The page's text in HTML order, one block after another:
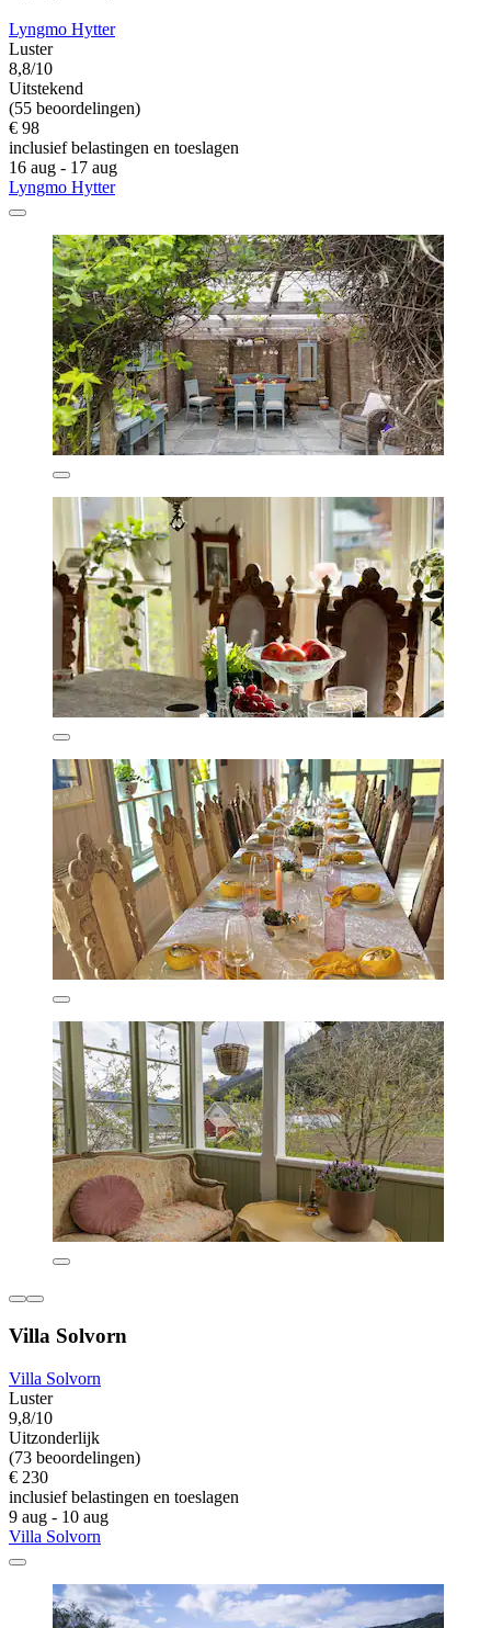
Lyngmo Hytter
Luster
8,8/10
Uitstekend
(55 beoordelingen)
€ 98
inclusief belastingen en toeslagen
16 aug - 17 aug
Lyngmo Hytter
Villa Solvorn
Villa Solvorn
Luster
9,8/10
Uitzonderlijk
(73 beoordelingen)
€ 230
inclusief belastingen en toeslagen
9 aug - 10 aug
Villa Solvorn